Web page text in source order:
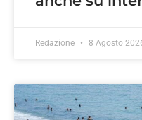
Redazione 8 Agosto